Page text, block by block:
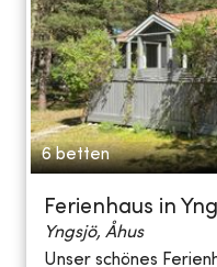
6 betten
Ferienhaus in
Yngsjö, Åhus
Unser schönes